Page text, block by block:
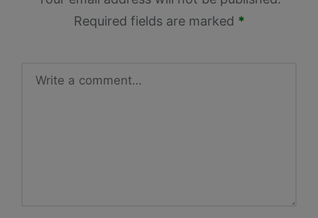
Required fields are marked *